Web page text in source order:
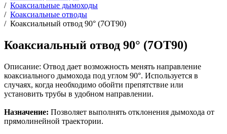
/ Коаксиальные дымоходы
/ Коаксиальные отводы
/ Коаксиальный отвод 90° (7ОТ90)
Коаксиальный отвод 90° (7ОТ90)
Описание: Отвод дает возможность менять направление
коаксиального дымохода под углом 90°. Используется в
случаях, когда необходимо обойти препятствие или
установить трубы в удобном направлении.
Назначение: Позволяет выполнять отклонения дымохода от
прямолинейной траектории.